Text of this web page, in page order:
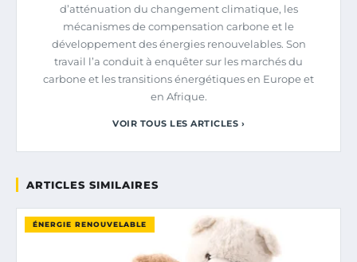
d’atténuation du changement climatique, les
mécanismes de compensation carbone et le
développement des énergies renouvelables. Son
travail l’a conduit à enquêter sur les marchés du
carbone et les transitions énergétiques en Europe et
en Afrique.
VOIR TOUS LES ARTICLES ›
ARTICLES SIMILAIRES
ÉNERGIE RENOUVELABLE